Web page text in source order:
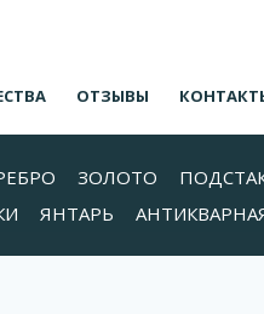
ОТЗЫВЫ
ЗОЛОТО
ЯНТАРЬ